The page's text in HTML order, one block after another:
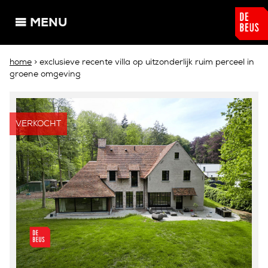
MENU
U bent hier
home > exclusieve recente villa op uitzonderlijk ruim perceel in
groene omgeving
VERKOCHT